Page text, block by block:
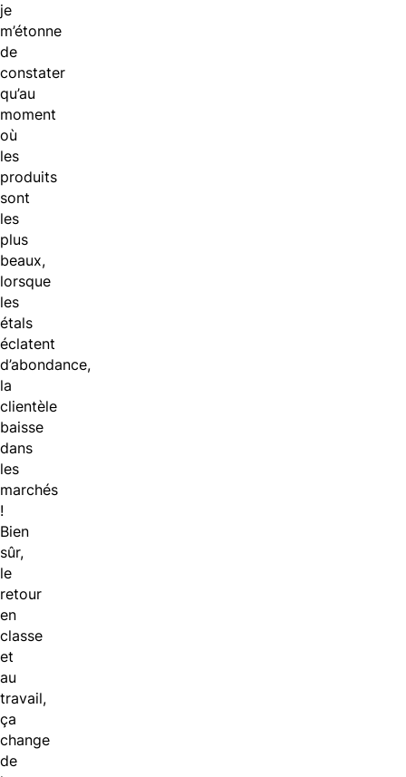
je
m’étonne
de
constater
qu’au
moment
où
les
produits
sont
les
plus
beaux,
lorsque
les
étals
éclatent
d’abondance,
la
clientèle
baisse
dans
les
marchés
!
Bien
sûr,
le
retour
en
classe
et
au
travail,
ça
change
de